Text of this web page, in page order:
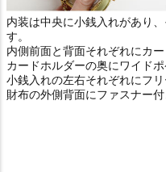
内装は中央に小銭入れがあり
す。
内側前面と背面それぞれにカー
カードホルダーの奥にワイドポ
小銭入れの左右それぞれにフリ
財布の外側背面にファスナー